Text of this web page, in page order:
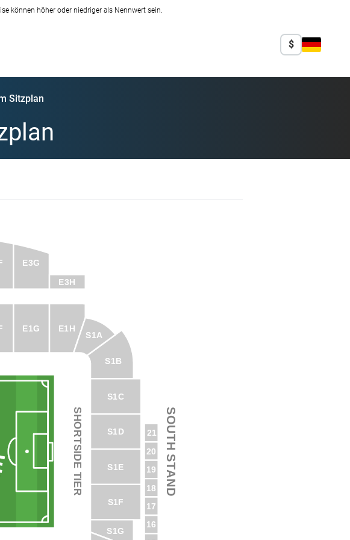
können höher oder niedriger als Nennwert sein.
$
Sitzplan
SHORTSIDE TIER SOUTH STAND
E3G
E3H
E1G E1H
S1A
S1B
S1C
S1D
S1E
S1F
S1G
16
17
18
19
20
21